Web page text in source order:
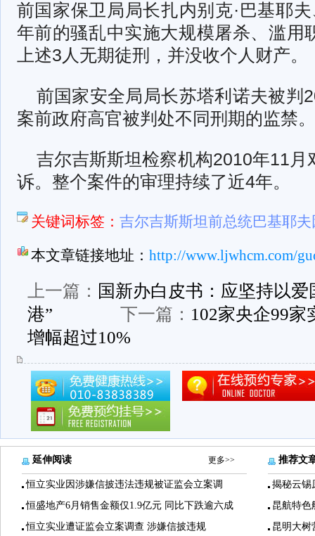
前国家保卫局局长扎内别克·巴基耶
年前的骚乱中实施大规模屠杀、滥用
上述3人无期徒刑，并没收个人财产。
前国家安全局局长苏塔利诺夫被判
案前政府高官被判处不同刑期的监禁。
吉尔吉斯斯坦检察机构2010年11月
诉。整个案件的审理持续了近4年。
关键词标签： 吉尔吉斯斯坦前总统巴基耶
本文章链接地址： http://www.ljwhcm.com/
上一篇： 国新办白皮书：应坚持以
港”
下一篇： 102家央企99家
增幅超过10%
延伸阅读 更多>>
恒立实业因涉嫌信披违法违规被证监会立案调
恒盛地产6月销售金额仅1.9亿元 同比下跌逾六成
恒立实业遭证监会立案调查 涉嫌信披违规
推荐文
揭秘云锡
昆航特色
昆明大树